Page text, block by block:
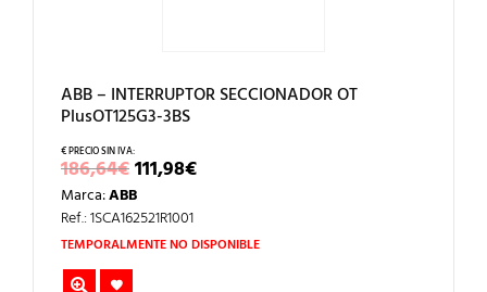
ABB – INTERRUPTOR SECCIONADOR OT
PlusOT125G3-3BS
186,64€EL
PRECIO
ORIGINAL
ERA:
186,64€.
111,98€EL
PRECIO
111,98€.
Marca:ABB
Ref.: 1SCA162521R1001
TEMPORALMENTE NO DISPONIBLE